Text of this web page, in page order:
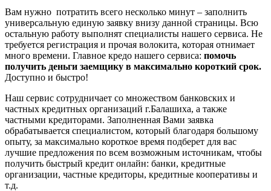
Вам нужно потратить всего несколько минут – заполнить
универсальную единую заявку внизу данной страницы. Всю
остальную работу выполнят специалисты нашего сервиса. Не
требуется регистрация и прочая волокита, которая отнимает
много времени. Главное кредо нашего сервиса: помочь
получить деньги заемщику в максимально короткий срок.
Доступно и быстро!
Наш сервис сотрудничает со множеством банковских и
частных кредитных организаций г.Балашиха, а также
частными кредиторами. Заполненная Вами заявка
обрабатывается специалистом, который благодаря большому
опыту, за максимально короткое время подберет для вас
лучшие предложения по всем возможным источникам, чтобы
получить быстрый кредит онлайн: банки, кредитные
организации, частные кредиторы, кредитные кооперативы и
т.д.